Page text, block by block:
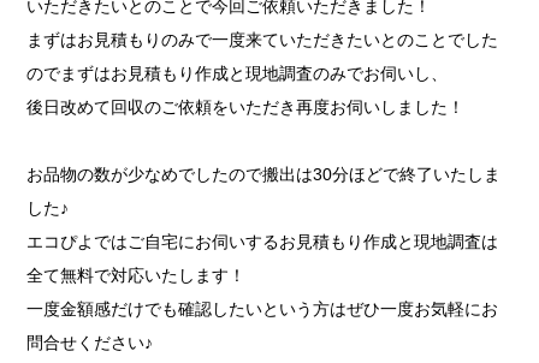
いただきたいとのことで今回ご依頼いただきました！
まずはお見積もりのみで一度来ていただきたいとのことでした
のでまずはお見積もり作成と現地調査のみでお伺いし、
後日改めて回収のご依頼をいただき再度お伺いしました！
お品物の数が少なめでしたので搬出は30分ほどで終了いたしま
した♪
エコぴよではご自宅にお伺いするお見積もり作成と現地調査は
全て無料で対応いたします！
一度金額感だけでも確認したいという方はぜひ一度お気軽にお
問合せください♪